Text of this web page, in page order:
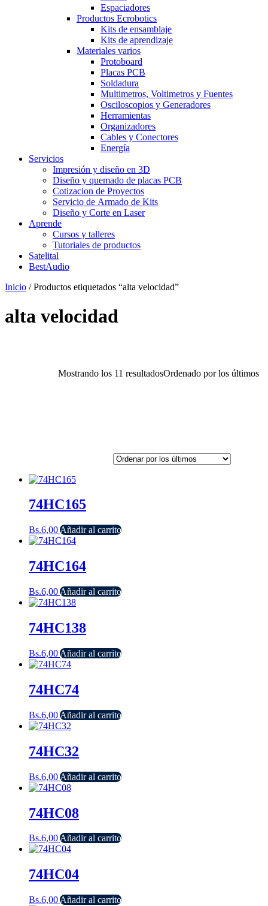
Espaciadores
Productos Ecrobotics
Kits de ensamblaje
Kits de aprendizaje
Materiales varios
Protoboard
Placas PCB
Soldadura
Multimetros, Voltimetros y Fuentes
Osciloscopios y Generadores
Herramientas
Organizadores
Cables y Conectores
Energía
Servicios
Impresión y diseño en 3D
Diseño y quemado de placas PCB
Cotizacion de Proyectos
Servicio de Armado de Kits
Diseño y Corte en Laser
Aprende
Cursos y talleres
Tutoriales de productos
Satelital
BestAudio
Inicio / Productos etiquetados “alta velocidad”
alta velocidad
Mostrando los 11 resultadosOrdenado por los últimos
74HC165
Bs.6,00Añadir al carrito
74HC164
Bs.6,00Añadir al carrito
74HC138
Bs.6,00Añadir al carrito
74HC74
Bs.6,00Añadir al carrito
74HC32
Bs.6,00Añadir al carrito
74HC08
Bs.6,00Añadir al carrito
74HC04
Bs.6,00Añadir al carrito